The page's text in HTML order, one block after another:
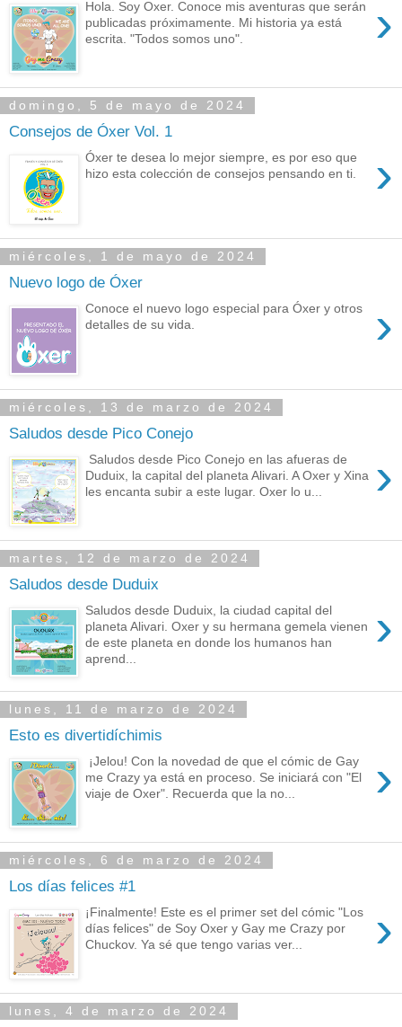
›
Hola. Soy Oxer. Conoce mis aventuras que serán
publicadas próximamente. Mi historia ya está
escrita. "Todos somos uno".
domingo, 5 de mayo de 2024
Consejos de Óxer Vol. 1
›
Óxer te desea lo mejor siempre, es por eso que
hizo esta colección de consejos pensando en ti.
miércoles, 1 de mayo de 2024
Nuevo logo de Óxer
›
Conoce el nuevo logo especial para Óxer y otros
detalles de su vida.
miércoles, 13 de marzo de 2024
Saludos desde Pico Conejo
›
Saludos desde Pico Conejo en las afueras de
Duduix, la capital del planeta Alivari. A Oxer y Xina
les encanta subir a este lugar. Oxer lo u...
martes, 12 de marzo de 2024
Saludos desde Duduix
›
Saludos desde Duduix, la ciudad capital del
planeta Alivari. Oxer y su hermana gemela vienen
de este planeta en donde los humanos han
aprend...
lunes, 11 de marzo de 2024
Esto es divertidíchimis
›
¡Jelou! Con la novedad de que el cómic de Gay
me Crazy ya está en proceso. Se iniciará con "El
viaje de Oxer". Recuerda que la no...
miércoles, 6 de marzo de 2024
Los días felices #1
›
¡Finalmente! Este es el primer set del cómic "Los
días felices" de Soy Oxer y Gay me Crazy por
Chuckov. Ya sé que tengo varias ver...
lunes, 4 de marzo de 2024